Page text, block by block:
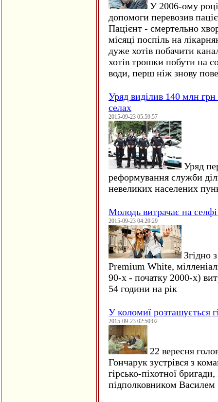
У 2006-ому
допомоги перевозив
Пацієнт - смертельно
місяці поспіль на
дуже хотів побачити
хотів трошки побути на
води, перш ніж знову
Уряд виділив 140 млн
селах
2015-09-23 05:59:57
Уряд
реформування служби
невеликих населених
Молодь витрачає на
2015-09-23 04:20:29
Згідно
Premium White,
90-х - початку 2000-х)
54 години на рік
У коломиї розташується
2015-09-23 02:50:02
22 вересня
Гончарук зустрівся з
гірсько-піхотної
підполковником